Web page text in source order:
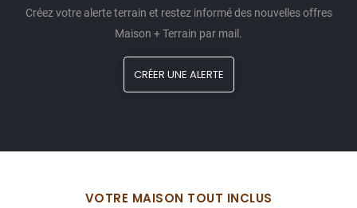
Créez votre alerte terrain et restez informé des nouvelles offres
Maison + Terrain par mail.
CRÉER UNE ALERTE
VOTRE MAISON TOUT INCLUS